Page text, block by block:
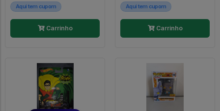
Aqui tem cupom
Carrinho
Aqui tem cupom
Carrinho